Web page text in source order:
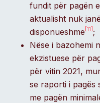
fundit për pagën
aktualisht nuk
disponueshme [11] ;
Nëse i bazohemi
ekzistuese për
për vitin 2021,
se raporti i pagës
me pagën